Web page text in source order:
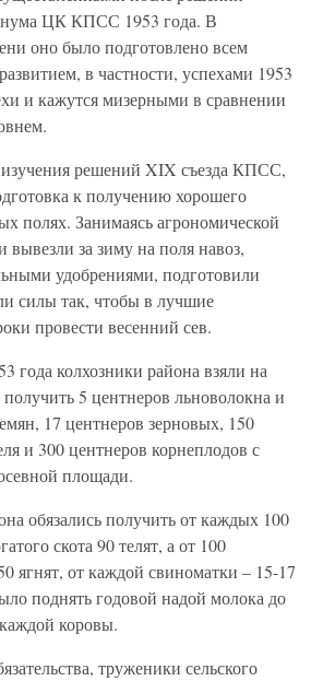
ЦК КПСС 1953 года. В
оно было подготовлено всем
в частности, успехами 1953
и кажутся мизерными в сравнении
решений XIX съезда КПСС,
к получению хорошего
полях. Занимаясь агрономической
вывезли за зиму на поля навоз,
удобрениями, подготовили
силы так, чтобы в лучшие
провести весенний сев.
года колхозники района взяли на
получить 5 центнеров льноволокна и
17 центнеров зерновых, 150
и 300 центнеров корнеплодов с
площади.
обязались получить от каждых 100
скота 90 телят, а от 100
ягнят, от каждой свиноматки – 15-17
поднять годовой надой молока до
коровы.
труженики сельского